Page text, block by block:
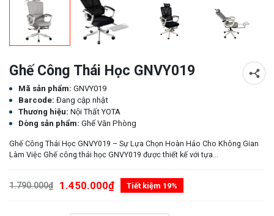
Ghế Công Thái Học GNVY019
Mã sản phẩm: GNVY019
Barcode: Đang cập nhật
Thương hiệu: Nội Thất YOTA
Dòng sản phẩm: Ghế Văn Phòng
Ghế Công Thái Học GNVY019 – Sự Lựa Chọn Hoàn Hảo Cho Không Gian
Làm Việc Ghế công thái học GNVY019 được thiết kế với tựa...
1.790.000₫ 1.450.000₫ Tiết kiệm 19%